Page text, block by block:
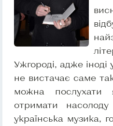
Ужгороді, адже
не вистачає саме
можна послухати
отримати
українська музика,